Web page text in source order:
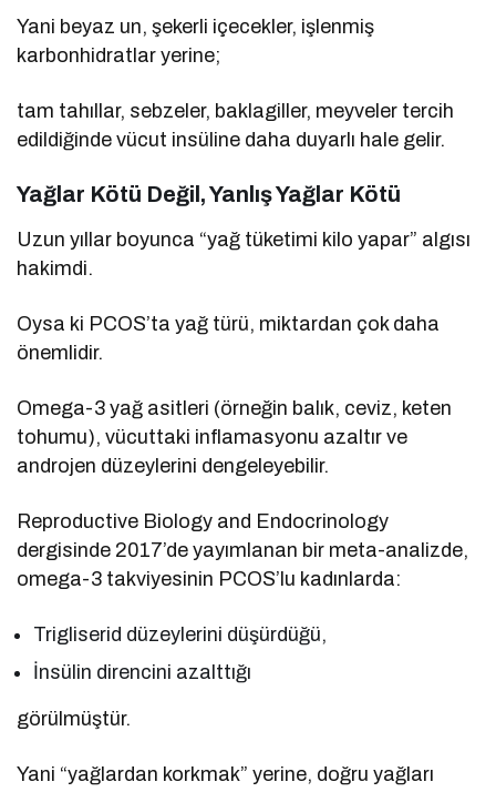
Yani beyaz un, şekerli içecekler, işlenmiş
karbonhidratlar yerine;
tam tahıllar, sebzeler, baklagiller, meyveler tercih
edildiğinde vücut insüline daha duyarlı hale gelir.
Yağlar Kötü Değil, Yanlış Yağlar Kötü
Uzun yıllar boyunca “yağ tüketimi kilo yapar” algısı
hakimdi.
Oysa ki PCOS’ta yağ türü, miktardan çok daha
önemlidir.
Omega-3 yağ asitleri (örneğin balık, ceviz, keten
tohumu), vücuttaki inflamasyonu azaltır ve
androjen düzeylerini dengeleyebilir.
Reproductive Biology and Endocrinology
dergisinde 2017’de yayımlanan bir meta-analizde,
omega-3 takviyesinin PCOS’lu kadınlarda:
Trigliserid düzeylerini düşürdüğü,
İnsülin direncini azalttığı
görülmüştür.
Yani “yağlardan korkmak” yerine, doğru yağları